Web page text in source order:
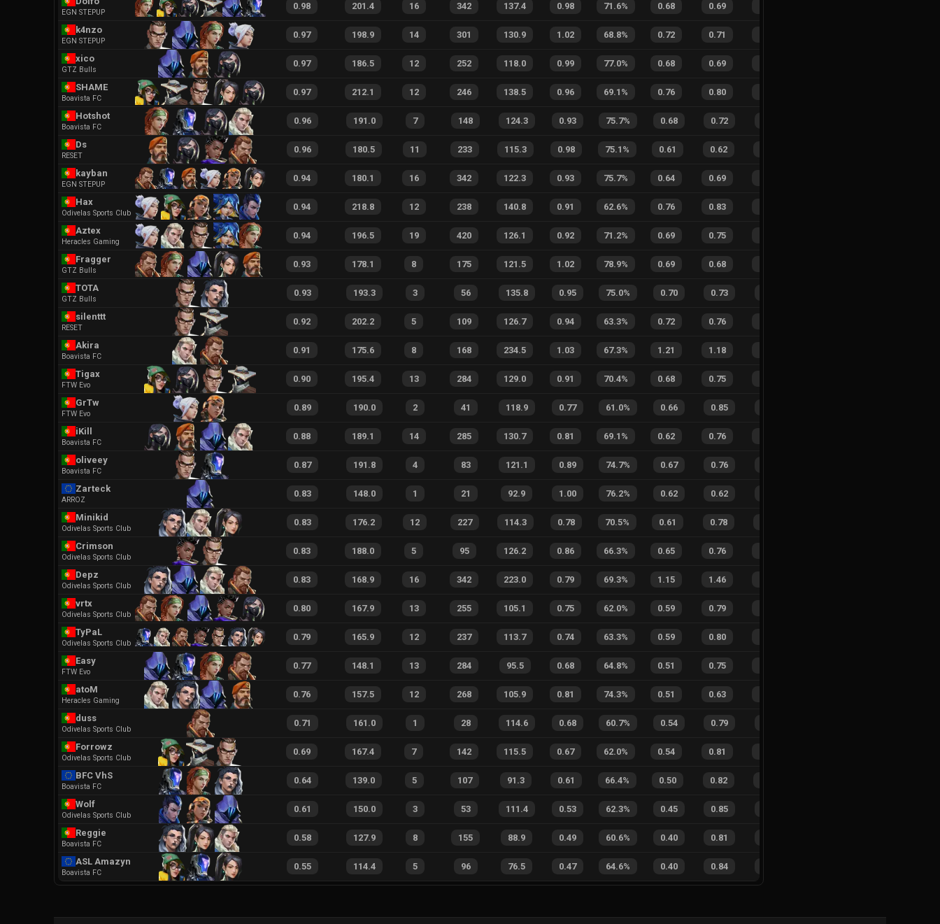
EGN STEPUP
0.98 201.4 16 342 137.4 0.98 71.6% 0.68 0.69
k4nzo
EGN STEPUP
0.97 198.9 14 301 130.9 1.02 68.8% 0.72 0.71
xico
GTZ Bulls
0.97 186.5 12 252 118.0 0.99 77.0% 0.68 0.69
SHAME
Boavista FC
0.97 212.1 12 246 138.5 0.96 69.1 % 0.76 0.80
Hotshot
Boavista FC
0.96 191.0 7 148 124.3 0.93 75.7% 0.68 0.72
Ds
RESET
0.96 180.5 11 233 115.3 0.98 75.1 % 0.61 0.62
kayban
EGN STEPUP
0.94 180.1 16 342 122.3 0.93 75.7% 0.64 0.69
Hax
Odivelas Sports Club
0.94 218.8 12 238 140.8 0.91 62.6% 0.76 0.83
Aztex
Heracles Gaming
0.94 196.5 19 420 126.1 0.92 71.2% 0.69 0.75
Fragger
GTZ Bulls
0.93 178.1 8 175 121.5 1.02 78.9% 0.69 0.68
TOTA
GTZ Bulls
0.93 193.3 3 56 135.8 0.95 75.0% 0.70 0.73
silenttt
RESET
0.92 202.2 5 109 126.7 0.94 63.3% 0.72 0.76
Akira
Boavista FC
0.91 175.6 8 168 234.5 1.03 67.3% 1.21 1.18
Tigax
FTW Evo
0.90 195.4 13 284 129.0 0.91 70.4% 0.68 0.75
GrTw
FTW Evo
0.89 190.0 2 41 118.9 0.77 61.0% 0.66 0.85
iKill
Boavista FC
0.88 189.1 14 285 130.7 0.81 69.1 % 0.62 0.76
oliveey
Boavista FC
0.87 191.8 4 83 121.1 0.89 74.7% 0.67 0.76
Zarteck
ARROZ
0.83 148.0 1 21 92.9 1.00 76.2% 0.62 0.62
Minikid
Odivelas Sports Club
0.83 176.2 12 227 114.3 0.78 70.5% 0.61 0.78
Crimson
Odivelas Sports Club
0.83 188.0 5 95 126.2 0.86 66.3% 0.65 0.76
Depz
Odivelas Sports Club
0.83 168.9 16 342 223.0 0.79 69.3% 1.15 1.46
vrtx
Odivelas Sports Club
0.80 167.9 13 255 105.1 0.75 62.0% 0.59 0.79
TyPaL
Odivelas Sports Club
0.79 165.9 12 237 113.7 0.74 63.3% 0.59 0.80
Easy
FTW Evo
0.77 148.1 13 284 95.5 0.68 64.8% 0.51 0.75
atoM
Heracles Gaming
0.76 157.5 12 268 105.9 0.81 74.3% 0.51 0.63
duss
Odivelas Sports Club
0.71 161.0 1 28 114.6 0.68 60.7% 0.54 0.79
Forrowz
Odivelas Sports Club
0.69 167.4 7 142 115.5 0.67 62.0% 0.54 0.81
BFC VhS
Boavista FC
0.64 139.0 5 107 91.3 0.61 66.4% 0.50 0.82
Wolf
Odivelas Sports Club
0.61 150.0 3 53 111.4 0.53 62.3% 0.45 0.85
Reggie
Boavista FC
0.58 127.9 8 155 88.9 0.49 60.6% 0.40 0.81
ASL Amazyn
Boavista FC
0.55 114.4 5 96 76.5 0.47 64.6% 0.40 0.84